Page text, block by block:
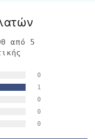
από 5
0
1
0
0
0